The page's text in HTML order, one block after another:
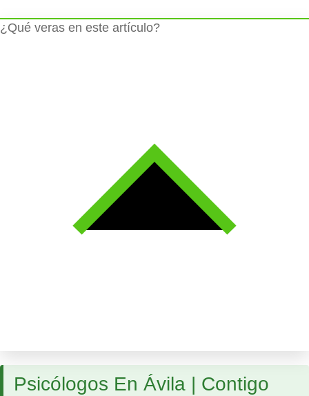
¿Qué veras en este artículo?
Psicólogos En Ávila | Contigo